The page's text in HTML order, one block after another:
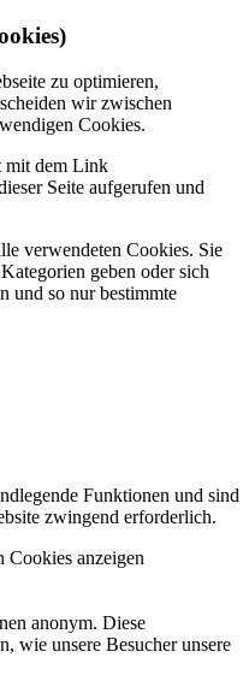
zu optimieren,
wir zwischen
Cookies.
mit dem Link
Seite aufgerufen und
verwendeten Cookies. Sie
geben oder sich
und so nur bestimmte
Funktionen und sind
zwingend erforderlich.
Cookies anzeigen
anonym. Diese
wie unsere Besucher unsere